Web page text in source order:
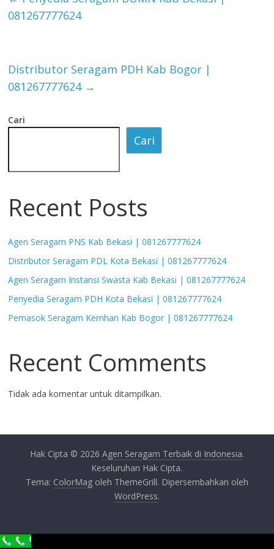
081267777624
Distributor Seragam PDH Kab Bogor |
081267777624 →
Cari
Cari
Recent Posts
Agen Seragam PNS Kab Bekasi | 081267777624
Distributor Seragam PDL Kota Bekasi | 081267777624
Agen Seragam Instansi Swasta Kab Bekasi | 081267777624
Penyedia Seragam PDH Kota Bekasi | 081267777624
Pemasok Seragam Kemhan Kab Bogor | 081267777624
Recent Comments
Tidak ada komentar untuk ditampilkan.
Hak Cipta © 2026 Agen Seragam Terbaik di Indonesia.
Keseluruhan Hak Cipta.
Tema: ColorMagoleh ThemeGrill. Dipersembahkan oleh
WordPress.
Call Us